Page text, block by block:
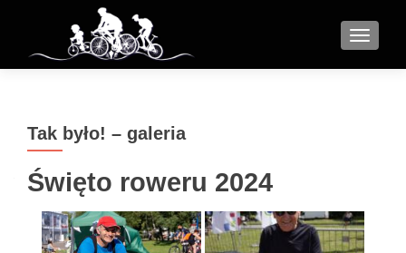
MENU
Tak było! – galeria
Święto roweru 2024